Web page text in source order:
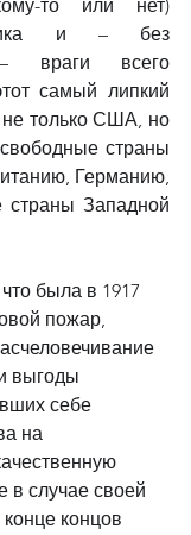
то или нет)
и – без
– враги всего
самый липкий
не только США, но
страны
Германию,
Западной
была в 1917
пожар,
выгоды
себе
на
в случае своей
концов